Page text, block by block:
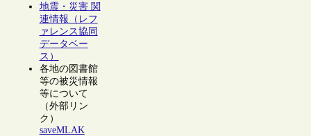
地震・災害 関
連情報（レフ
ァレンス協同
データベー
ス）
各地の図書館
等の被災情報
等について
（外部リン
ク）
saveMLAK